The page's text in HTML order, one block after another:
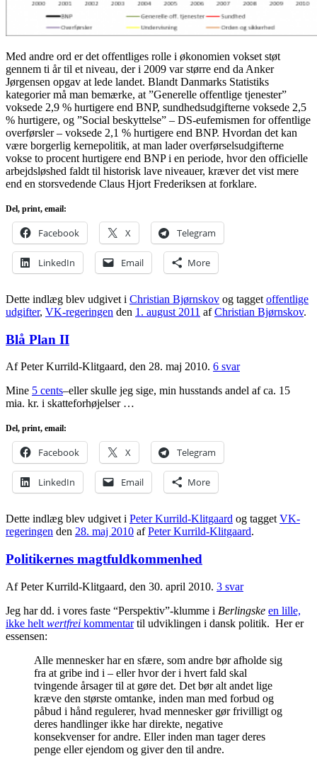
Med andre ord er det offentliges rolle i økonomien vokset støt
gennem ti år til et niveau, der i 2009 var større end da Anker
Jørgensen opgav at lede landet. Blandt Danmarks Statistiks
kategorier må man bemærke, at ”Generelle offentlige tjenester”
voksede 2,9 % hurtigere end BNP, sundhedsudgifterne voksede 2,5
% hurtigere, og ”Social beskyttelse” – DS-eufemismen for offentlige
overførsler – voksede 2,1 % hurtigere end BNP. Hvordan det kan
være borgerlig kernepolitik, at man lader overførselsudgifterne
vokse to procent hurtigere end BNP i en periode, hvor den officielle
arbejdsløshed faldt til historisk lave niveauer, kræver det vist mere
end en storsvedende Claus Hjort Frederiksen at forklare.
Del, print, email:
Facebook X Telegram
LinkedIn Email More
Dette indlæg blev udgivet i Christian Bjørnskov og tagget offentlige
udgifter, VK-regeringen den 1. august 2011 afChristian Bjørnskov.
Blå Plan II
Af Peter Kurrild-Klitgaard, den 28. maj 2010. 6 svar
Mine 5 cents–eller skulle jeg sige, min husstands andel af ca. 15
mia. kr. i skatteforhøjelser …
Del, print, email:
Facebook X Telegram
LinkedIn Email More
Dette indlæg blev udgivet i Peter Kurrild-Klitgaard og tagget VK-
regeringen den 28. maj 2010 afPeter Kurrild-Klitgaard.
Politikernes magtfuldkommenhed
Af Peter Kurrild-Klitgaard, den 30. april 2010. 3 svar
Jeg har dd. i vores faste “Perspektiv”-klumme i Berlingske en lille,
ikke helt wertfrei kommentartil udviklingen i dansk politik. Her er
essensen:
Alle mennesker har en sfære, som andre bør afholde sig
fra at gribe ind i – eller hvor der i hvert fald skal
tvingende årsager til at gøre det. Det bør alt andet lige
kræve den største omtanke, inden man med forbud og
påbud i hånd regulerer, hvad mennesker gør frivilligt og
deres handlinger ikke har direkte, negative
konsekvenser for andre. Eller inden man tager deres
penge eller ejendom og giver den til andre.